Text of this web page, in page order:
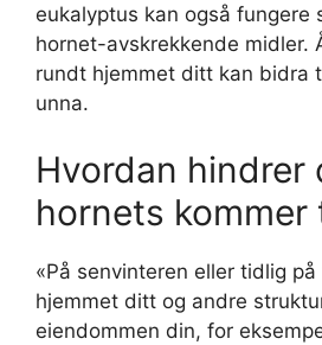
eukalyptus kan også fungere
hornet-avskrekkende midler.
rundt hjemmet ditt kan bidra
unna.
Hvordan hindrer
hornets kommer
«På senvinteren eller tidlig
hjemmet ditt og andre
eiendommen din, for